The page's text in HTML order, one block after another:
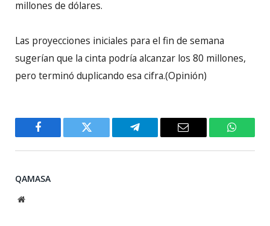
millones de dólares.
Las proyecciones iniciales para el fin de semana
sugerían que la cinta podría alcanzar los 80 millones,
pero terminó duplicando esa cifra.(Opinión)
Facebook Twitter Telegram Email
QAMASA
Website